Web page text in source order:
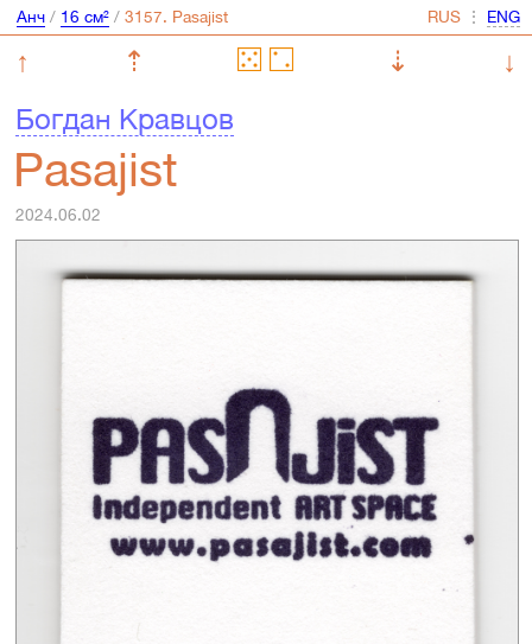
Анч/ 16 см²/ ⋮
↑ ⇡ ⇣
↓
Богдан Кравцов
Pasajist
2024.06.02